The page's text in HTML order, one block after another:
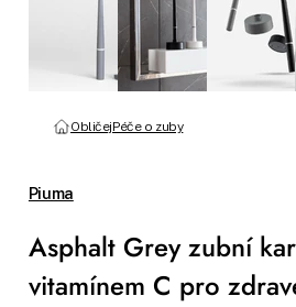
ObličejPéče o zuby
Piuma
Asphalt Grey zubní
vitamínem C pro